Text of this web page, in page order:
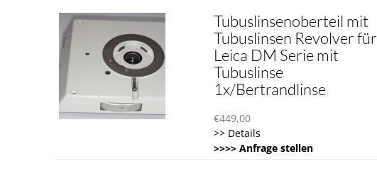
Tubuslinsenoberteil mit
Tubuslinsen Revolver für
Leica DM Serie mit
Tubuslinse
1x/Bertrandlinse
€449,00
>> Details
>>>> Anfrage stellen